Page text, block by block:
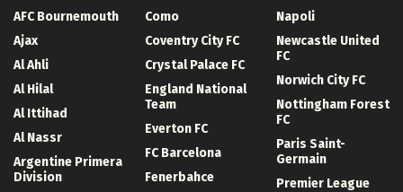
AFC Bournemouth
Ajax
Al Ahli
Al Hilal
Al Ittihad
Al Nassr
Argentine Primera
Division
Como
Coventry City FC
Crystal Palace FC
England National
Team
Everton FC
FC Barcelona
Fenerbahce
Napoli
Newcastle United
FC
Norwich City FC
Nottingham Forest
FC
Paris Saint-
Germain
Premier League